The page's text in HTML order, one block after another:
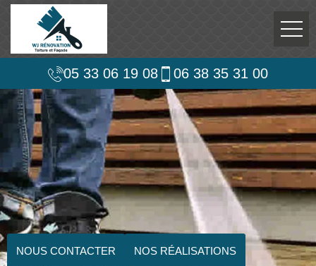
05 33 06 19 08 06 38 35 31 00
NOUS CONTACTER NOS RÉALISATIONS